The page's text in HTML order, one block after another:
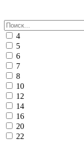
4
5
6
7
8
10
12
14
16
20
22